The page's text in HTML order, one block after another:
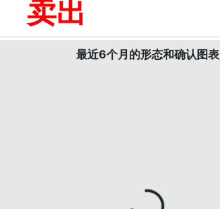
卖出
最近6个月的形态和确认图表